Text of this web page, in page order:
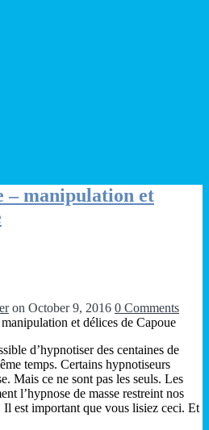
– manipulation et
on October 9, 2016 0 Comments
d’hypnotiser des centaines de
temps. Certains hypnotiseurs
Mais ce ne sont pas les seuls. Les
l’hypnose de masse restreint nos
est important que vous lisiez ceci. Et